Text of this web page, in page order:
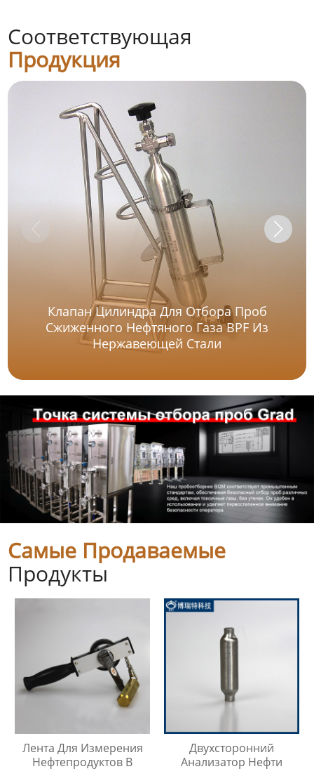
Соответствующая
Продукция
Клапан Цилиндра Для Отбора Проб
Сжиженного Нефтяного Газа BPF Из
Нержавеющей Стали
Самые Продаваемые
Продукты
Лента Для Измерения
Нефтепродуктов В
Двухсторонний
Анализатор Нефти